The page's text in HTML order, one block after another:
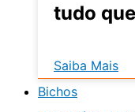
tudo
Saiba Mais
Bichos